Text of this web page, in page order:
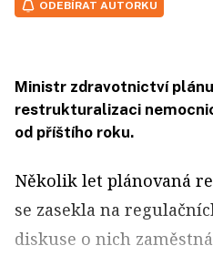
ODEBÍRAT AUTORKU
Ministr zdravotnictví
restrukturalizaci
od příštího roku.
Několik let plánovaná
se zasekla na
diskuse o nich